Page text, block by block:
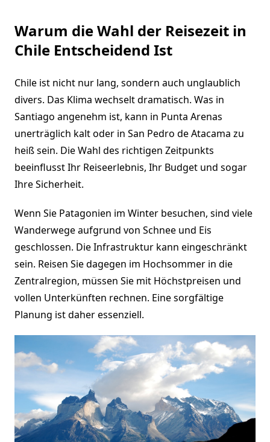
Warum die Wahl der Reisezeit in
Chile Entscheidend Ist
Chile ist nicht nur lang, sondern auch unglaublich
divers. Das Klima wechselt dramatisch. Was in
Santiago angenehm ist, kann in Punta Arenas
unerträglich kalt oder in San Pedro de Atacama zu
heiß sein. Die Wahl des richtigen Zeitpunkts
beeinflusst Ihr Reiseerlebnis, Ihr Budget und sogar
Ihre Sicherheit.
Wenn Sie Patagonien im Winter besuchen, sind viele
Wanderwege aufgrund von Schnee und Eis
geschlossen. Die Infrastruktur kann eingeschränkt
sein. Reisen Sie dagegen im Hochsommer in die
Zentralregion, müssen Sie mit Höchstpreisen und
vollen Unterkünften rechnen. Eine sorgfältige
Planung ist daher essenziell.